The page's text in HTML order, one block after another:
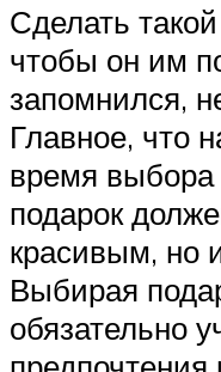
Сделать
чтобы он им
запомнился,
Главное, что
время выбора
подарок
красивым, но
Выбирая
обязательно